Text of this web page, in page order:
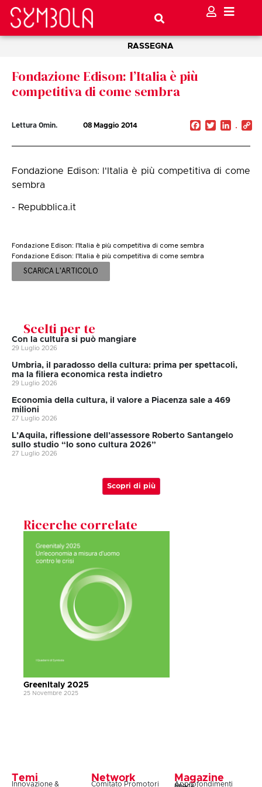
RASSEGNA
Fondazione Edison: l’Italia è più
competitiva di come sembra
Lettura 0min. 08 Maggio 2014 Facebook
Twitter
Fondazione Edison: l'Italia è più competitiva di come
sembra
- Repubblica.it
Fondazione Edison: l'Italia è più competitiva di come sembra
Fondazione Edison: l'Italia è più competitiva di come sembra
SCARICA L'ARTICOLO
Scelti per te
Con la cultura si può mangiare
29 Luglio 2026
Umbria, il paradosso della cultura: prima per spettacoli,
ma la filiera economica resta indietro
29 Luglio 2026
Economia della cultura, il valore a Piacenza sale a 469
milioni
27 Luglio 2026
L’Aquila, riflessione dell’assessore Roberto Santangelo
sullo studio “Io sono cultura 2026”
27 Luglio 2026
Scopri di più
Ricerche correlate
GreenItaly 2025
25 Novembre 2025
Temi
Innovazione &
Network
Comitato Promotori
Magazine
Approfondimenti